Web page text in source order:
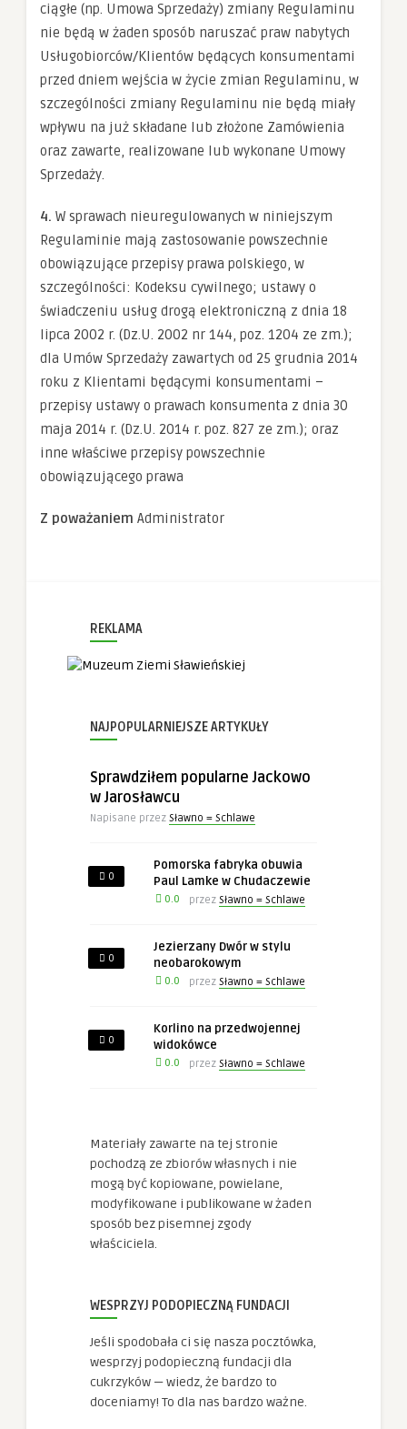
ciągłe (np. Umowa Sprzedaży) zmiany Regulaminu
nie będą w żaden sposób naruszać praw nabytych
Usługobiorców/Klientów będących konsumentami
przed dniem wejścia w życie zmian Regulaminu, w
szczególności zmiany Regulaminu nie będą miały
wpływu na już składane lub złożone Zamówienia
oraz zawarte, realizowane lub wykonane Umowy
Sprzedaży.
4. W sprawach nieuregulowanych w niniejszym
Regulaminie mają zastosowanie powszechnie
obowiązujące przepisy prawa polskiego, w
szczególności: Kodeksu cywilnego; ustawy o
świadczeniu usług drogą elektroniczną z dnia 18
lipca 2002 r. (Dz.U. 2002 nr 144, poz. 1204 ze zm.);
dla Umów Sprzedaży zawartych od 25 grudnia 2014
roku z Klientami będącymi konsumentami –
przepisy ustawy o prawach konsumenta z dnia 30
maja 2014 r. (Dz.U. 2014 r. poz. 827 ze zm.); oraz
inne właściwe przepisy powszechnie
obowiązującego prawa
Z poważaniem Administrator
REKLAMA
NAJPOPULARNIEJSZE ARTYKUŁY
Sprawdziłem popularne Jackowo
w Jarosławcu
Napisane przez Sławno = Schlawe
0
Pomorska fabryka obuwia
Paul Lamke w Chudaczewie
0.0 przez Sławno = Schlawe
0
Jezierzany Dwór w stylu
neobarokowym
0.0 przez Sławno = Schlawe
0
Korlino na przedwojennej
widokówce
0.0 przez Sławno = Schlawe
Materiały zawarte na tej stronie
pochodzą ze zbiorów własnych i nie
mogą być kopiowane, powielane,
modyfikowane i publikowane w żaden
sposób bez pisemnej zgody
właściciela.
WESPRZYJ PODOPIECZNĄ FUNDACJI
Jeśli spodobała ci się nasza pocztówka,
wesprzyj podopieczną fundacji dla
cukrzyków — wiedz, że bardzo to
doceniamy! To dla nas bardzo ważne.